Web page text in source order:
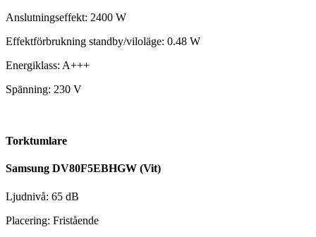
Anslutningseffekt: 2400 W
Effektförbrukning standby/viloläge: 0.48 W
Energiklass: A+++
Spänning: 230 V
Torktumlare
Samsung DV80F5EBHGW (Vit)
Ljudnivå: 65 dB
Placering: Fristående